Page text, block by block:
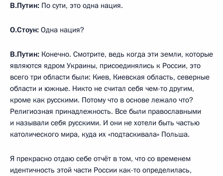
В.Путин: По сути, это одна нация.
О.Стоун: Одна нация?
В.Путин: Конечно. Смотрите, ведь когда эти земли, которые
являются ядром Украины, присоединялись к России, это
всего три области были: Киев, Киевская область, северные
области и южные. Никто не считал себя чем-то другим,
кроме как русскими. Потому что в основе лежало что?
Религиозная принадлежность. Все были православными
и называли себя русскими. И они не хотели быть частью
католического мира, куда их «подтаскивала» Польша.
Я прекрасно отдаю себе отчёт в том, что со временем
идентичность этой части России как-то определилась,